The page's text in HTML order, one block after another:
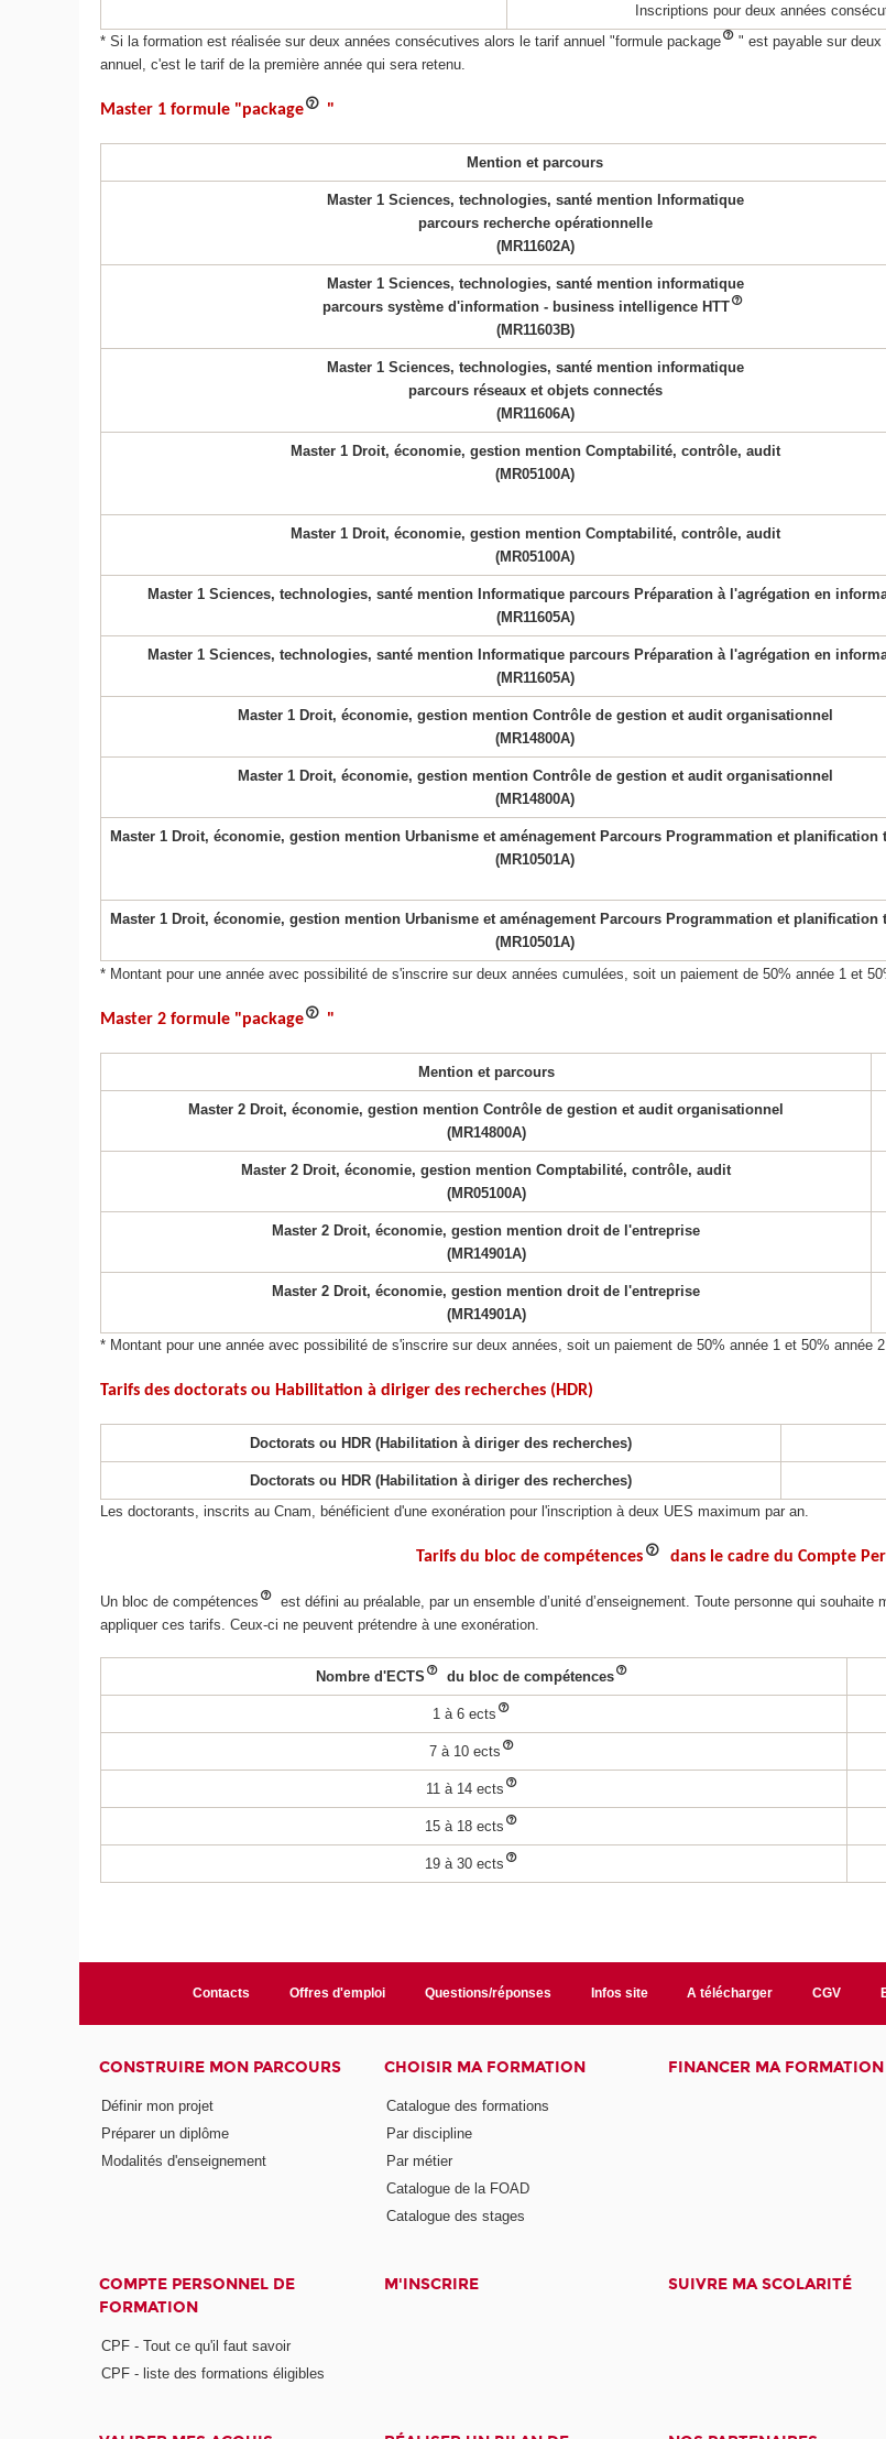
Inscriptions pour deux années
* Si la formation est réalisée sur deux années consécutives alors le tarif annuel "formule package
" est payable sur
annuel, c'est le tarif de la première année qui sera retenu.
Master 1 formule "package "
Mention et parcours
Master 1 Sciences, technologies, santé mention Informatique
parcours recherche opérationnelle
(MR11602A)
Master 1 Sciences, technologies, santé mention informatique
parcours système d'information - business intelligence HTT
(MR11603B)
Master 1 Sciences, technologies, santé mention informatique
parcours réseaux et objets connectés
(MR11606A)
Master 1 Droit, économie, gestion mention Comptabilité, contrôle, audit
(MR05100A)
Master 1 Droit, économie, gestion mention Comptabilité, contrôle, audit
(MR05100A)
Master 1 Sciences, technologies, santé mention Informatique parcours Préparation à l'agrégation en
(MR11605A)
Master 1 Sciences, technologies, santé mention Informatique parcours Préparation à l'agrégation en
(MR11605A)
Master 1 Droit, économie, gestion mention Contrôle de gestion et audit organisationnel
(MR14800A)
Master 1 Droit, économie, gestion mention Contrôle de gestion et audit organisationnel
(MR14800A)
Master 1 Droit, économie, gestion mention Urbanisme et aménagement Parcours Programmation et planification
(MR10501A)
Master 1 Droit, économie, gestion mention Urbanisme et aménagement Parcours Programmation et planification
(MR10501A)
* Montant pour une année avec possibilité de s'inscrire sur deux années cumulées, soit un paiement de 50% année 1 et
Master 2 formule "package "
Mention et parcours
Master 2 Droit, économie, gestion mention Contrôle de gestion et audit organisationnel
(MR14800A)
Master 2 Droit, économie, gestion mention Comptabilité, contrôle, audit
(MR05100A)
Master 2 Droit, économie, gestion mention droit de l'entreprise
(MR14901A)
Master 2 Droit, économie, gestion mention droit de l'entreprise
(MR14901A)
* Montant pour une année avec possibilité de s'inscrire sur deux années, soit un paiement de 50% année 1 et 50% année 2.
Tarifs des doctorats ou Habilitation à diriger des recherches (HDR)
Doctorats ou HDR (Habilitation à diriger des recherches)
Doctorats ou HDR (Habilitation à diriger des recherches)
Les doctorants, inscrits au Cnam, bénéficient d'une exonération pour l'inscription à deux UES maximum par an.
Tarifs du bloc de compétences dans le cadre du Compte
Un bloc de compétences
est défini au préalable, par un ensemble d’unité d’enseignement. Toute personne qui
appliquer ces tarifs. Ceux‐ci ne peuvent prétendre à une exonération.
Nombre d'ECTS du bloc de compétences
1 à 6 ects
7 à 10 ects
11 à 14 ects
15 à 18 ects
19 à 30 ects
Contacts Offres d'emploi Questions/réponses Infos site A télécharger CGV
CONSTRUIRE MON PARCOURS
Définir mon projet
Préparer un diplôme
Modalités d'enseignement
CHOISIR MA FORMATION
Catalogue des formations
Par discipline
Par métier
Catalogue de la FOAD
Catalogue des stages
FINANCER MA FORMATION
COMPTE PERSONNEL DE
FORMATION
CPF - Tout ce qu'il faut savoir
CPF - liste des formations éligibles
M'INSCRIRE SUIVRE MA SCOLARITÉ